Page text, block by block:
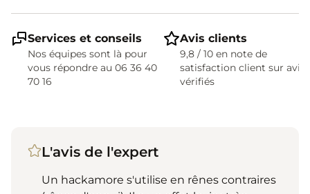
Services et conseils
Nos équipes sont là pour
vous répondre au 06 36 40
70 16
Avis clients
9,8 / 10 en note de
satisfaction client sur avis
vérifiés
L'avis de l'expert
Un hackamore s'utilise en rênes contraires